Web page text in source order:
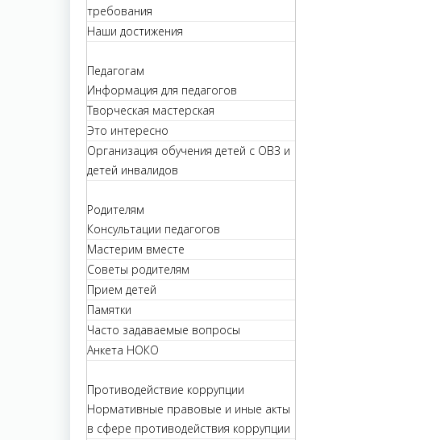
требования
Наши достижения
Педагогам
Информация для педагогов
Творческая мастерская
Это интересно
Организация обучения детей с ОВЗ и
детей инвалидов
Родителям
Консультации педагогов
Мастерим вместе
Советы родителям
Прием детей
Памятки
Часто задаваемые вопросы
Анкета НОКО
Противодействие коррупции
Нормативные правовые и иные акты
в сфере противодействия коррупции